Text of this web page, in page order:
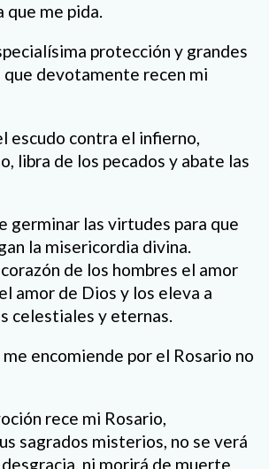
que me pida.
protección y grandes
que devotamente recen mi
escudo contra el infierno,
libra de los pecados y abate las
germinar las virtudes para que
la misericordia divina.
de los hombres el amor
amor de Dios y los eleva a
celestiales y eternas.
encomiende por el Rosario no
rece mi Rosario,
sagrados misterios, no se verá
ni morirá de muerte